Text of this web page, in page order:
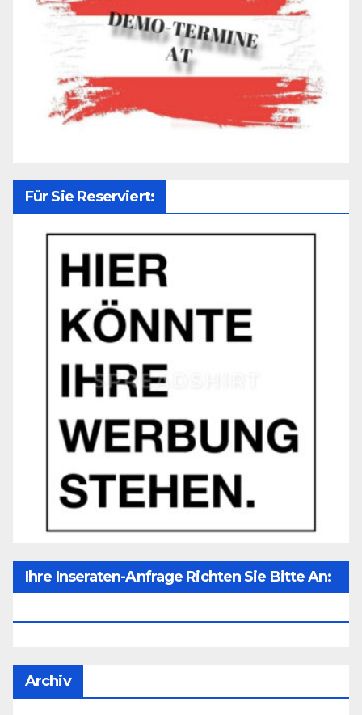
Für Sie Reserviert:
Ihre Inseraten-Anfrage Richten Sie Bitte An:
Archiv